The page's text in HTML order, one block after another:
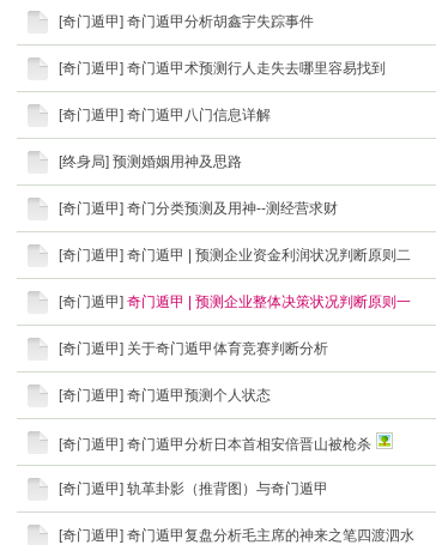
[奇门遁甲] 奇门遁甲分析胡鑫宇失踪事件
[奇门遁甲] 奇门遁甲术预测行人走失去哪里容易找到
[奇门遁甲] 奇门遁甲八门信息详解
[终身局] 预测婚姻用神及思路
[奇门遁甲] 奇门分类预测及用神--测经营求财
[奇门遁甲] 奇门遁甲 | 预测企业资金利润状况判断原则二
[奇门遁甲] 奇门遁甲 | 预测企业整体决策状况判断原则一
[奇门遁甲] 关于奇门遁甲体育竞赛判断分析
[奇门遁甲] 奇门遁甲预测个人状态
[奇门遁甲] 奇门遁甲分析日本首相安倍晋山被枪杀
[奇门遁甲] 轨革卦影（推背图）与奇门遁甲
[奇门遁甲] 奇门遁甲复盘分析毛主席的神来之笔四渡泗水